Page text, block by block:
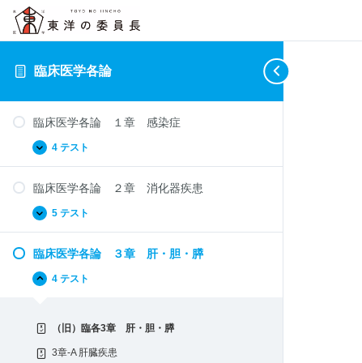
臨床医学各論
臨床医学各論 １章 感染症
拡
張
臨
床
学
論
感
染
症
4 テスト
臨床医学各論 ２章 消化器疾患
拡
張
臨
床
学
論
化
疾
5 テスト
臨床医学各論 ３章 肝・胆・膵
折
臨
各
３
4 テスト
（旧）臨各3章 肝・胆・膵
3章-A 肝臓疾患